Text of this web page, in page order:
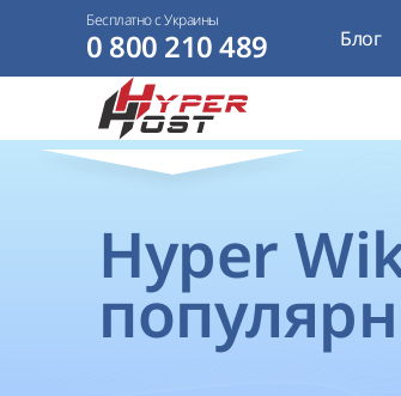
Бесплатно с Украины
0 800 210 489 Блог
Hyper